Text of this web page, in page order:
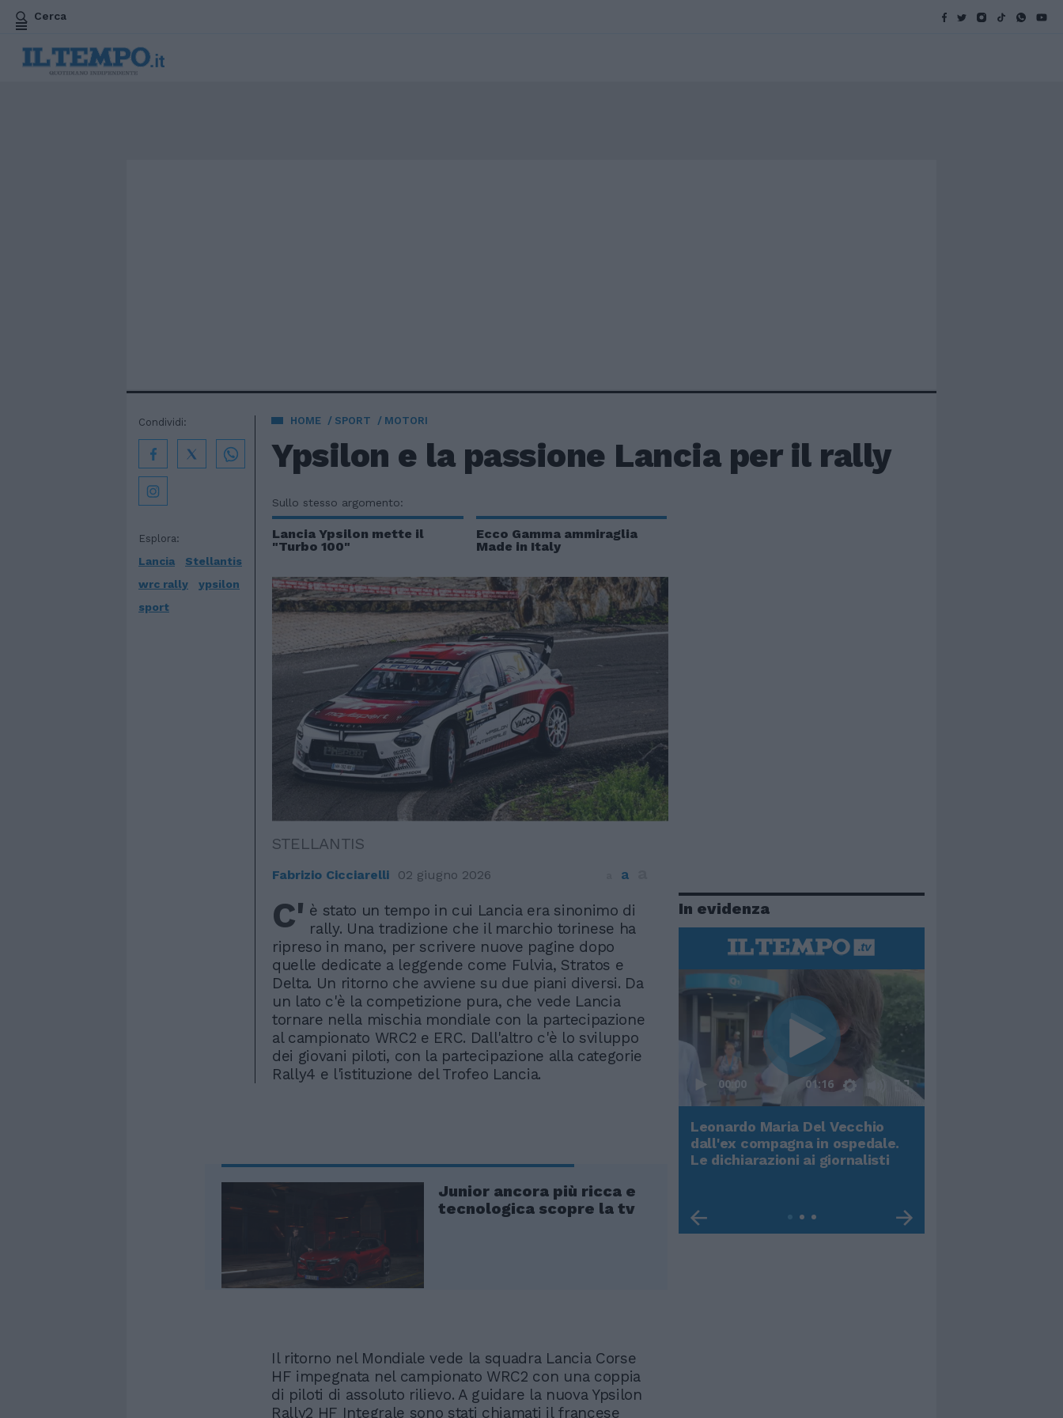
Cerca
HOME SPORT MOTORI
Ypsilon e la passione Lancia per il rally
Esplora:
Lancia
Stellantis
wrc rally
ypsilon
sport
Condividi:
Sullo stesso argomento:
Lancia Ypsilon mette il
"Turbo 100"
Ecco Gamma ammiraglia
Made in Italy
STELLANTIS
Fabrizio Cicciarelli 02 giugno 2026 a
C' è stato un tempo in cui Lancia era sinonimo di
rally. Una tradizione che il marchio torinese ha
ripreso in mano, per scrivere nuove pagine dopo
quelle dedicate a leggende come Fulvia, Stratos e
Delta. Un ritorno che avviene su due piani diversi. Da
un lato c'è la competizione pura, che vede Lancia
tornare nella mischia mondiale con la partecipazione
al campionato WRC2 e ERC. Dall'altro c'è lo sviluppo
dei giovani piloti, con la partecipazione alla categorie
Rally4 e l'istituzione del Trofeo Lancia.
Junior ancora più ricca e
tecnologica scopre la tv
Il ritorno nel Mondiale vede la squadra Lancia Corse
HF impegnata nel campionato WRC2 con una coppia
di piloti di assoluto rilievo. A guidare la nuova Ypsilon
Rally2 HF Integrale sono stati chiamati il francese
In evidenza
Trump, Meloni e la strategia
americana
00:00 01:16
Leonardo Maria Del Vecchio
dall'ex compagna in ospedale.
Le dichiarazioni ai giornalisti